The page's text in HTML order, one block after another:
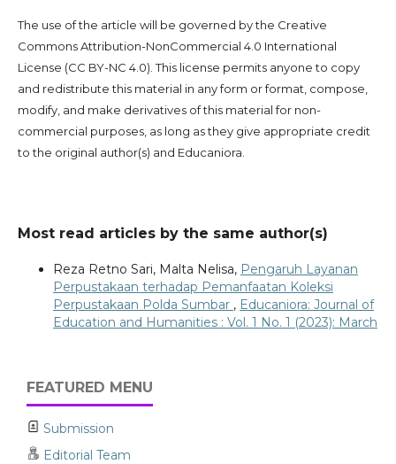
The use of the article will be governed by the Creative
Commons Attribution-NonCommercial 4.0 International
License (CC BY-NC 4.0). This license permits anyone to copy
and redistribute this material in any form or format, compose,
modify, and make derivatives of this material for non-
commercial purposes, as long as they give appropriate credit
to the original author(s) and Educaniora.
Most read articles by the same author(s)
Reza Retno Sari, Malta Nelisa, Pengaruh Layanan
Perpustakaan terhadap Pemanfaatan Koleksi
Perpustakaan Polda Sumbar , Educaniora: Journal of
Education and Humanities : Vol. 1 No. 1 (2023): March
FEATURED MENU
Submission
Editorial Team